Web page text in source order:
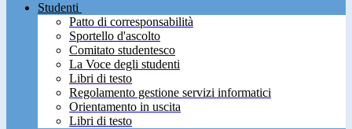
Studenti
Patto di corresponsabilità
Sportello d'ascolto
Comitato studentesco
La Voce degli studenti
Libri di testo
Regolamento gestione servizi informatici
Orientamento in uscita
Libri di testo